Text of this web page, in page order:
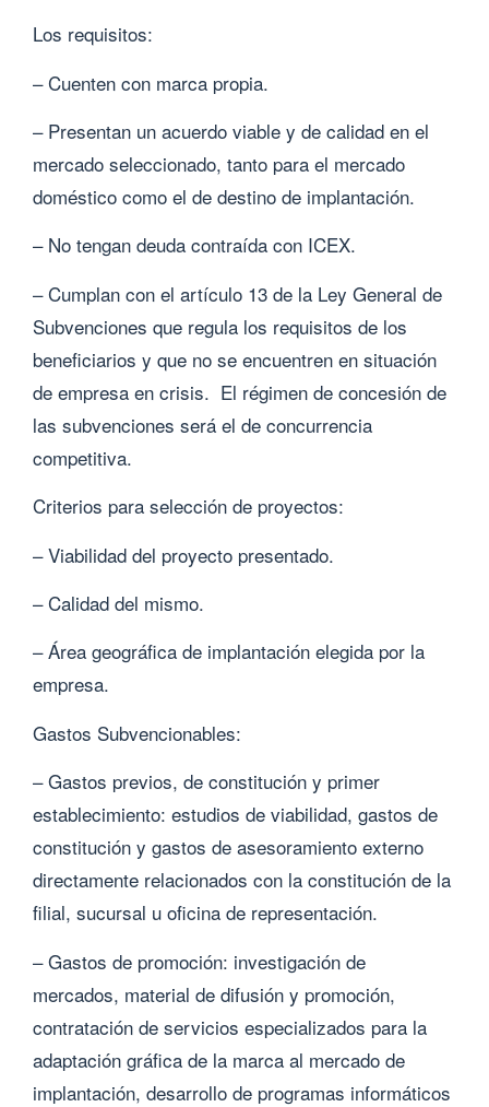
Los requisitos:
– Cuenten con marca propia.
– Presentan un acuerdo viable y de calidad en el
mercado seleccionado, tanto para el mercado
doméstico como el de destino de implantación.
– No tengan deuda contraída con ICEX.
– Cumplan con el artículo 13 de la Ley General de
Subvenciones que regula los requisitos de los
beneficiarios y que no se encuentren en situación
de empresa en crisis. El régimen de concesión de
las subvenciones será el de concurrencia
competitiva.
Criterios para selección de proyectos:
– Viabilidad del proyecto presentado.
– Calidad del mismo.
– Área geográfica de implantación elegida por la
empresa.
Gastos Subvencionables:
– Gastos previos, de constitución y primer
establecimiento: estudios de viabilidad, gastos de
constitución y gastos de asesoramiento externo
directamente relacionados con la constitución de la
filial, sucursal u oficina de representación.
– Gastos de promoción: investigación de
mercados, material de difusión y promoción,
contratación de servicios especializados para la
adaptación gráfica de la marca al mercado de
implantación, desarrollo de programas informáticos